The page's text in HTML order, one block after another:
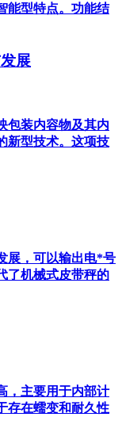
能型特点。功能结
展
包装内容物及其内
新型技术。这项技
展，可以输出电*号
了机械式皮带秤的
，主要用于内部计
存在蠕变和耐久性